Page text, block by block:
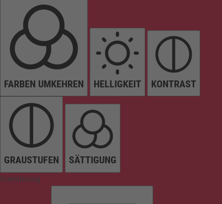
FARBEN UMKEHREN HELLIGKEIT KONTRAST
GRAUSTUFEN SÄTTIGUNG
Orientierung